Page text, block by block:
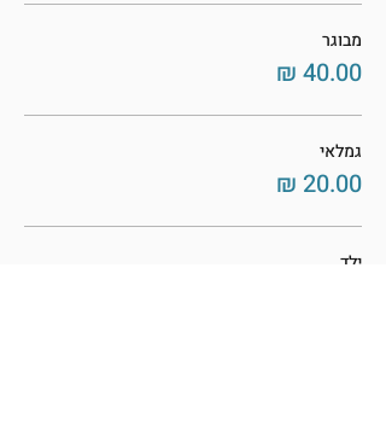
מבוגר
גמלאי
ילד